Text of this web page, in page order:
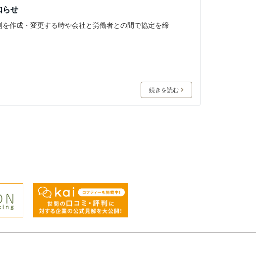
らせ
作成・変更する時や会社と労働者との間で協定を締
続きを読む